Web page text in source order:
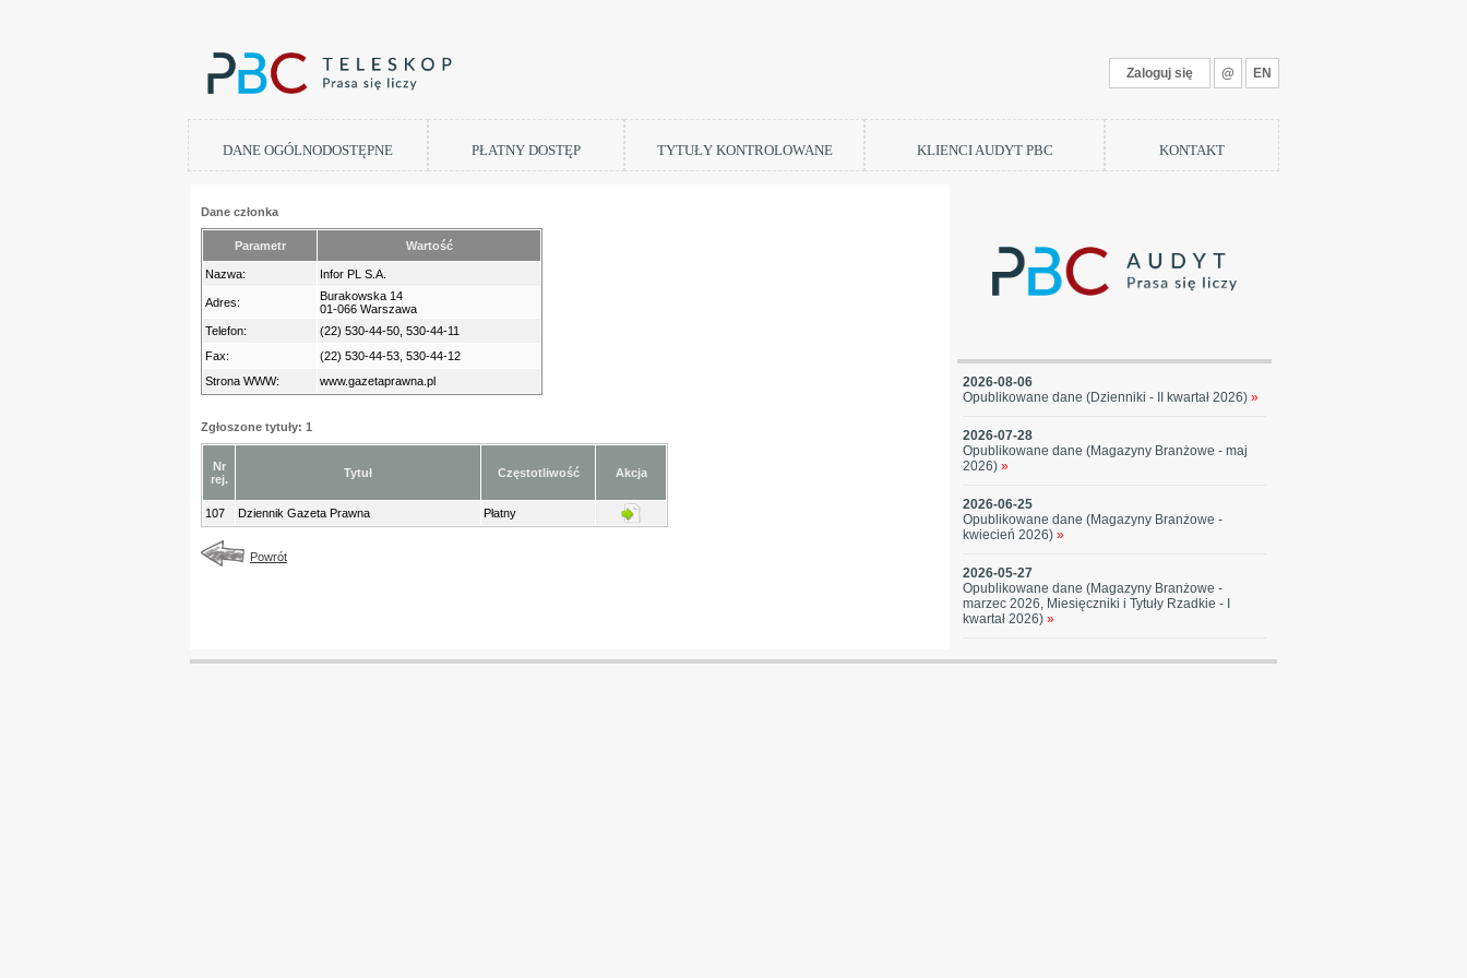
Zaloguj się @ EN
DANE OGÓLNODOSTĘPNE PŁATNY DOSTĘP TYTUŁY KONTROLOWANE KLIENCI AUDYT PBC KONTAKT
Dane członka
Parametr Wartość
Nazwa: Infor PL S.A.
Adres:
Burakowska 14
01-066 Warszawa
Telefon:
(22) 530-44-50, 530-44-11
Fax:
(22) 530-44-53, 530-44-12
Strona WWW:
www.gazetaprawna.pl
Zgłoszone tytuły: 1
Nr
rej.
Tytuł Częstotliwość Akcja
107 Dziennik Gazeta Prawna Płatny
Powrót
2026-08-06
Opublikowane dane (Dzienniki - II kwartał 2026) »
2026-07-28
Opublikowane dane (Magazyny Branżowe - maj
2026) »
2026-06-25
Opublikowane dane (Magazyny Branżowe -
kwiecień 2026) »
2026-05-27
Opublikowane dane (Magazyny Branżowe -
marzec 2026, Miesięczniki i Tytuły Rzadkie - I
kwartał 2026) »